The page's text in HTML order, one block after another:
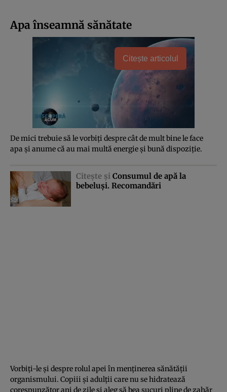
Apa înseamnă sănătate
Citește articolul
De mici trebuie să le vorbiţi despre cât de mult bine le face
apa şi anume că au mai multă energie şi bună dispoziţie.
Citeşte şi Consumul de apă la
bebeluşi. Recomandări
Vorbiţi-le şi despre rolul apei în menţinerea sănătăţii
organismului. Copiii şi adulţii care nu se hidratează
corespunzător ani de zile şi aleg să bea sucuri pline de zahăr